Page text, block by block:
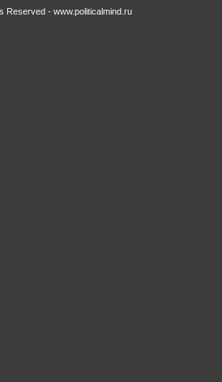
Reserved - www.politicalmind.ru